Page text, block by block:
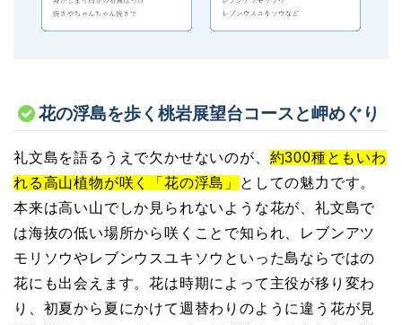
花の浮島を歩く桃岩展望台コースと岬めぐり
礼文島を語るうえで欠かせないのが、 約300種ともいわ
れる高山植物が咲く「花の浮島」
としての魅力です。
本来は高い山でしか見られないような花が、礼文島で
は海抜の低い場所から咲くことで知られ、レブンアツ
モリソウやレブンウスユキソウといった島ならではの
花にも出会えます。花は時期によって主役が移り変わ
り、初夏から夏にかけて週替わりのように違う花が見